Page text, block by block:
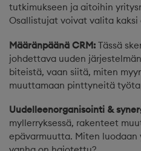
tutkimukseen ja aitoihin
Osallistujat voivat valita
Määränpäänä CRM: Tässä
johdettava uuden
biteistä, vaan siitä, miten
muuttamaan pinttyneitä
Uudelleenorganisointi &
myllerryksessä, rakenteet
epävarmuutta. Miten